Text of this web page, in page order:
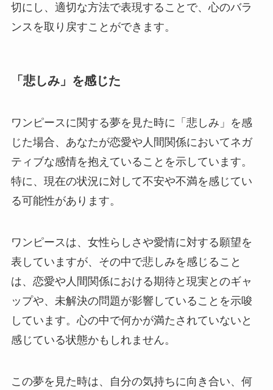
切にし、適切な方法で表現することで、心のバラ
ンスを取り戻すことができます。
「悲しみ」を感じた
ワンピースに関する夢を見た時に「悲しみ」を感
じた場合、あなたが恋愛や人間関係においてネガ
ティブな感情を抱えていることを示しています。
特に、現在の状況に対して不安や不満を感じてい
る可能性があります。
ワンピースは、女性らしさや愛情に対する願望を
表していますが、その中で悲しみを感じること
は、恋愛や人間関係における期待と現実とのギャ
ップや、未解決の問題が影響していることを示唆
しています。心の中で何かが満たされていないと
感じている状態かもしれません。
この夢を見た時は、自分の気持ちに向き合い、何